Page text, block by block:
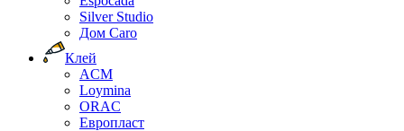
Silver Studio
Дом Caro
Клей
ACM
Loymina
ORAC
Европласт